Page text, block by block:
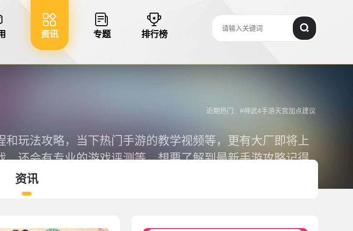
资讯 专题 排行榜
玩法攻略，当下热门手游的教学视频等，更有大厂即将上
还会有专业的游戏评测等，想要了解到最新手游攻略记得
近期热门: #神武4手游天宫加点建议
资讯